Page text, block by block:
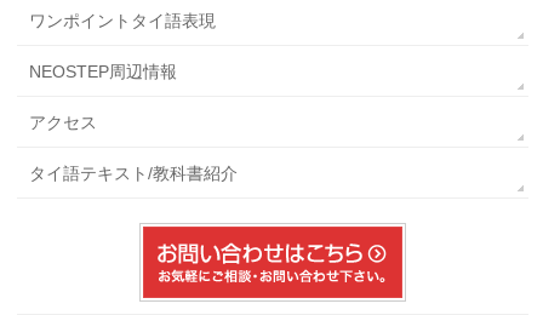
ワンポイントタイ語表現
NEOSTEP周辺情報
アクセス
タイ語テキスト/教科書紹介